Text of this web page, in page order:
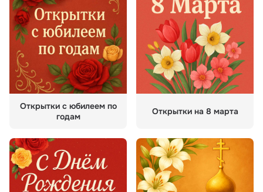
Открытки с юбилеем по
годам
Открытки на 8 марта